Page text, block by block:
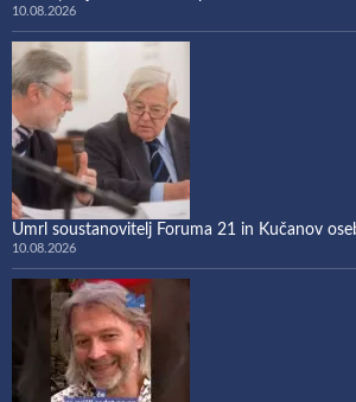
10.08.2026
Umrl soustanovitelj Foruma 21 in Kučanov
10.08.2026